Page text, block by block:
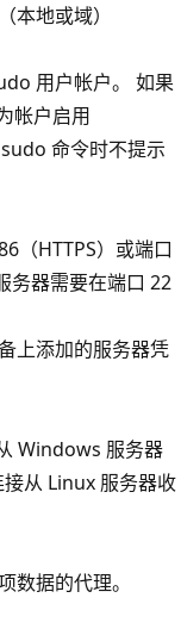
本地或域）
用户帐户。 如果
帐户启用
命令时不提示
（HTTPS）或端口
务器需要在端口 22
上添加的服务器凭
Windows 服务器
从 Linux 服务器收
数据的代理。